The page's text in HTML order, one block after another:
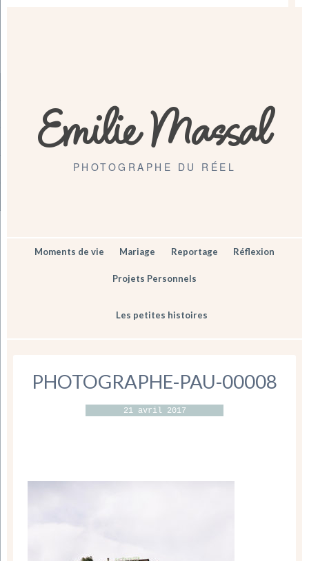
Emilie Massal
PHOTOGRAPHE DU RÉEL
Moments de vie Mariage Reportage Réflexion
Projets Personnels
Les petites histoires
PHOTOGRAPHE-PAU-00008
21 avril 2017